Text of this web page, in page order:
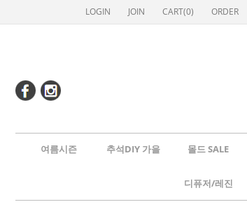
LOGIN JOIN CART(0) ORDER
여름시즌 추석DIY 가을 몰드 SALE
디퓨저/레진